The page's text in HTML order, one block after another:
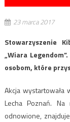
23 marca 2017
Stowarzyszenie
„Wiara
osobom, które
Akcja
Lecha Poznań.
odnowione,